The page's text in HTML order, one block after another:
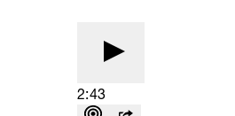
2:43